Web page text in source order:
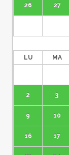
26 27
LU
MA
2 3
9 10
16 17